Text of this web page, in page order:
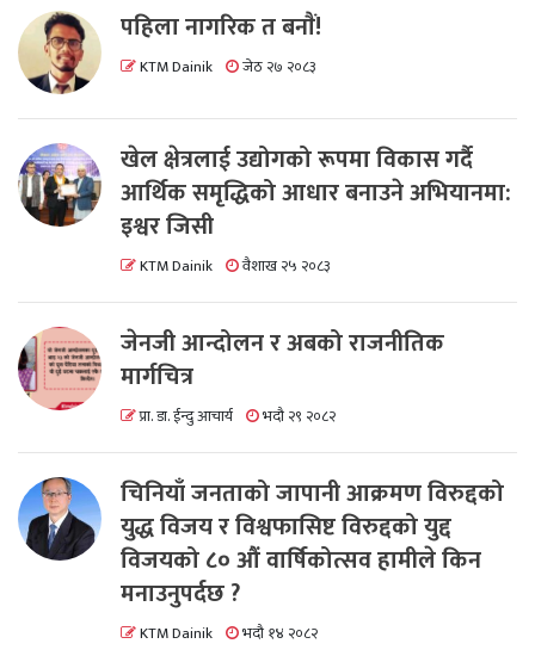
पहिला नागरिक त बनाैं!
KTM Dainik जेठ २७ २०८३
खेल क्षेत्रलाई उद्योगको रूपमा विकास गर्दै
आर्थिक समृद्धिको आधार बनाउने अभियानमा:
इश्वर जिसी
KTM Dainik वैशाख २५ २०८३
जेनजी आन्दोलन र अबको राजनीतिक
मार्गचित्र
प्रा. डा. ईन्दु आचार्य भदौ २९ २०८२
चिनियाँ जनताको जापानी आक्रमण विरुद्दको
युद्ध विजय र विश्वफासिष्ट विरुद्दको युद्द
विजयको ८० औं वार्षिकोत्सव हामीले किन
मनाउनुपर्दछ ?
KTM Dainik भदौ १४ २०८२